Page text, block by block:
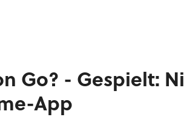
Go? - Gespielt:
App